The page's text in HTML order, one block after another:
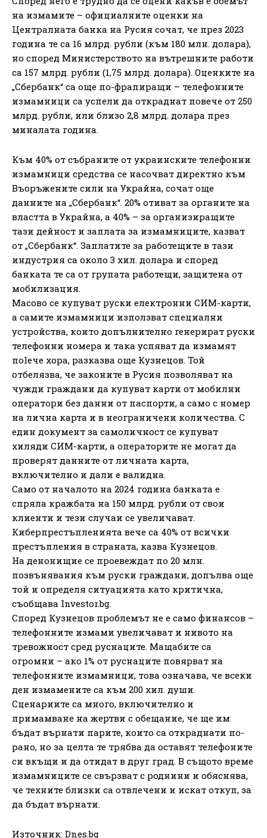
на измамите – официалните оценки на
Централната банка на Русия сочат, че през 2023
година те са 16 млрд. рубли (към 180 млн. долара),
но според Министерството на вътрешните работи
са 157 млрд. рубли (1,75 млрд. долара). Оценките на
„Сбербанк“ са още по-фрапиращи – телефонните
измамници са успели да откраднат повече от 250
млрд. рубли, или близо 2,8 млрд. долара през
миналата година.
Към 40% от събраните от украинските телефонни
измамници средства се насочват директно към
Въоръжените сили на Украйна, сочат още
данните на „Сбербанк“. 20% отиват за органите на
властта в Украйна, а 40% – за организиращите
тази дейност и заплата за измамниците, казват
от „Сбербанк“. Заплатите за работещите в тази
индустрия са около 3 хил. долара и според
банката те са от групата работещи, защитена от
мобилизация.
Масово се купуват руски електронни СИМ-карти,
а самите измамници използват специални
устройства, които допълнително генерират руски
телефонни номера и така успяват да измамят
поlече хора, разказва още Кузнецов. Той
отбелязва, че законите в Русия позволяват на
чужди граждани да купуват карти от мобилни
оператори без данни от паспорти, а само с номер
на лична карта и в неограничени количества. С
един документ за самоличност се купуват
хиляди СИМ-карти, а операторите не могат да
проверят данните от личната карта,
включително и дали е валидна.
Само от началото на 2024 година банката е
спряла кражбата на 150 млрд. рубли от свои
клиенти и тези случаи се увеличават.
Киберпрестъпленията вече са 40% от всички
престъпления в страната, казва Кузнецов.
На денонищие се проевеждат по 20 млн.
позвънявания към руски граждани, допълва още
той и определя ситуацията като критична,
съобщава Investor.bg.
Според Кузнецов проблемът не е само финансов –
телефонните измами увеличават и нивото на
тревожност сред руснаците. Мащабите са
огромни – ако 1% от руснаците повярват на
телефонните измамници, това означава, че всеки
ден измамените са към 200 хил. души.
Сценариите са много, включително и
примамване на жертви с обещание, че ще им
бъдат върнати парите, които са откраднати по-
рано, но за целта те трябва да оставят телефоните
си вкъщи и да отидат в друг град. В същото време
измамниците се свързват с роднини и обяснява,
че техните близки са отвлечени и искат откуп, за
да бъдат върнати.
Източник: Dnes.bg